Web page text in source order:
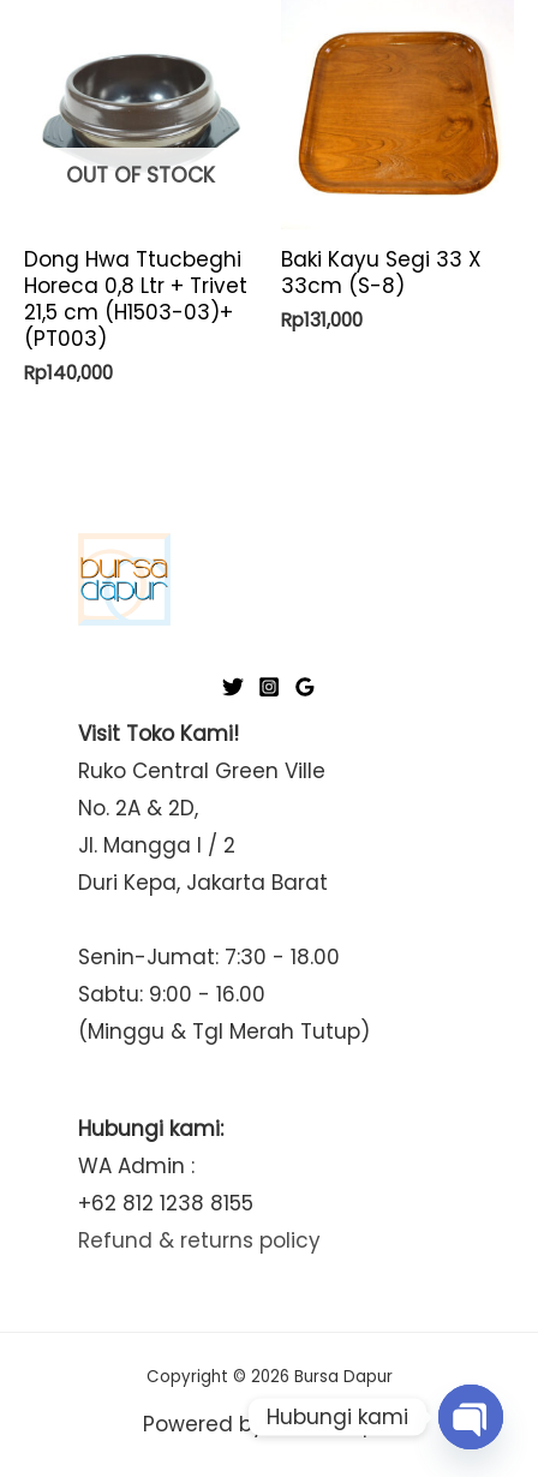
OUT OF STOCK
Dong Hwa Ttucbeghi
Horeca 0,8 Ltr + Trivet
21,5 cm (H1503-03)+
(PT003)
Rp140,000
Baki Kayu Segi 33 X
33cm (S-8)
Rp131,000
Visit Toko Kami!
Ruko Central Green Ville
No. 2A & 2D,
Jl. Mangga I / 2
Duri Kepa, Jakarta Barat
Senin-Jumat: 7:30 - 18.00
Sabtu: 9:00 - 16.00
(Minggu & Tgl Merah Tutup)
Hubungi kami:
WA Admin :
+62 812 1238 8155
Refund & returns policy
Copyright © 2026 Bursa Dapur
Powered by Bursa Dapur
Hubungi kami
Open